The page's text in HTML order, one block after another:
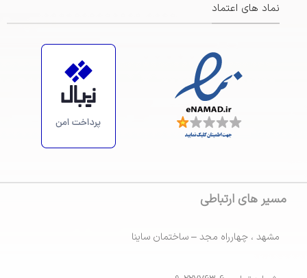
https://maps.app.goo.gl/ZsiRScJCRFa3BBBp7
نماد های اعتماد
مسیر های ارتباطی
مشهد ، چهارراه مجد – ساختمان ساینا